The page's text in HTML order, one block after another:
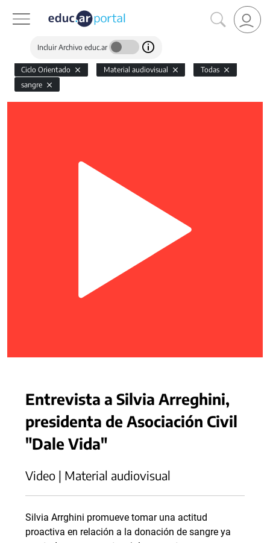
Incluir Archivo educ.ar
Ciclo Orientado Material audiovisual
Todas
sangre
Entrevista a Silvia Arreghini,
presidenta de Asociación Civil
"Dale Vida"
Video | Material audiovisual
Silvia Arrghini promueve tomar una actitud
proactiva en relación a la donación de sangre ya